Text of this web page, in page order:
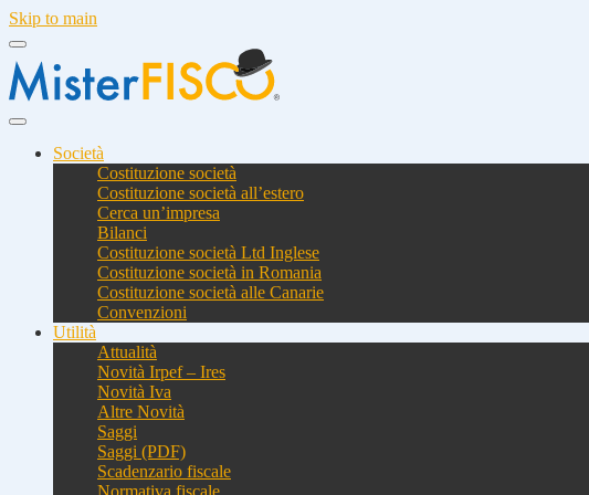
Skip to main
Società
Costituzione società
Costituzione società all’estero
Cerca un’impresa
Bilanci
Costituzione società Ltd Inglese
Costituzione società in Romania
Costituzione società alle Canarie
Convenzioni
Utilità
Attualità
Novità Irpef – Ires
Novità Iva
Altre Novità
Saggi
Saggi (PDF)
Scadenzario fiscale
Normativa fiscale